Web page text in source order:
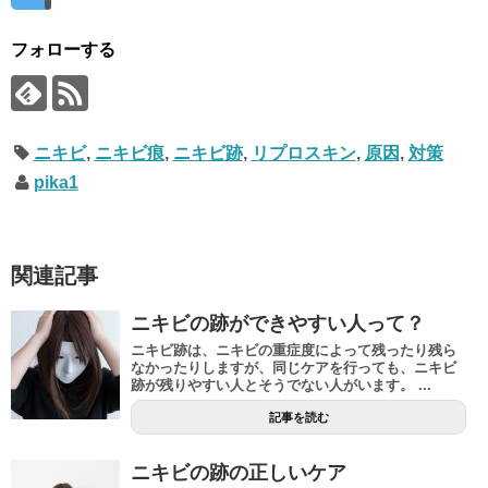
フォローする
ニキビ, ニキビ痕, ニキビ跡, リプロスキン, 原因 , 対策
pika1
関連記事
ニキビの跡ができやすい人って？
ニキビ跡は、ニキビの重症度によって残ったり残ら
なかったりしますが、同じケアを行っても、ニキビ
跡が残りやすい人とそうでない人がいます。 ...
記事を読む
ニキビの跡の正しいケア